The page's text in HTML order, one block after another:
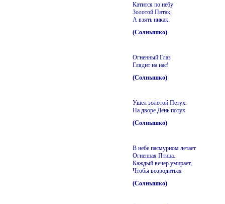
Катится по небу
Золотой Пятак,
А взять никак.
(Солнышко)
Огненный Глаз
Глядит на нас!
(Солнышко)
Ушёл золотой Петух.
На дворе День потух
(Солнышко)
В небе пасмурном летает
Огненная Птица.
Каждый вечер умирает,
Чтобы возродиться
(Солнышко)